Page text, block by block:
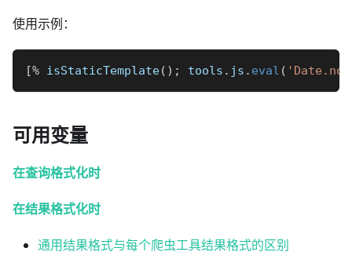
使用示例：
[% isStaticTemplate( ) ; tools . js . eval (
可用变量
在查询格式化时
在结果格式化时
通用结果格式与每个爬虫工具结果格式的区别